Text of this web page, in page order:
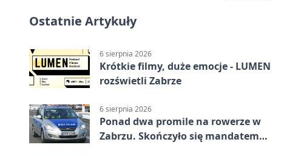
Ostatnie Artykuły
6 sierpnia 2026
Krótkie filmy, duże emocje - LUMEN
rozświetli Zabrze
6 sierpnia 2026
Ponad dwa promile na rowerze w
Zabrzu. Skończyło się mandatem